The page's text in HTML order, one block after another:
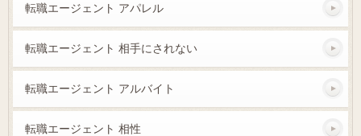
転職エージェント アパレル
転職エージェント 相手にされない
転職エージェント アルバイト
転職エージェント 相性